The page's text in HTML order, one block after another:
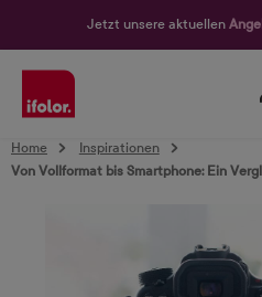
Jetzt unsere aktuellen
Home
Inspirationen
Von Vollformat bis Smartphone: Ein